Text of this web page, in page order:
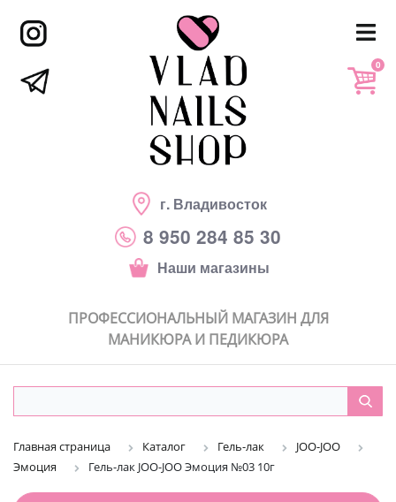
г. Владивосток
8 950 284 85 30
Наши магазины
0
ПРОФЕССИОНАЛЬНЫЙ МАГАЗИН ДЛЯ
МАНИКЮРА И ПЕДИКЮРА
Главная страница Каталог Гель-лак
JOO-JOO
Эмоция
Гель-лак JOO-JOO Эмоция №03 10г